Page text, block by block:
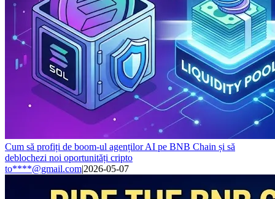
Cum să profiți de boom-ul agenților AI pe BNB Chain și să
deblochezi noi oportunități cripto
to****@gmail.com|2026-05-07